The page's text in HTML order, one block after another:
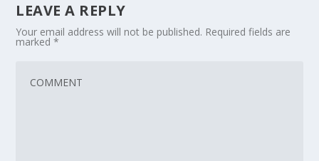
LEAVE A REPLY
Your email address will not be published. Required fields are
marked*